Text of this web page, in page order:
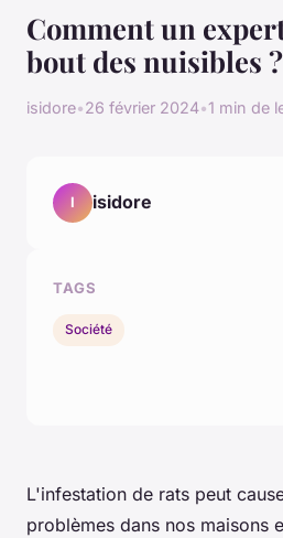
Comment un
bout des nuisibles ?
isidore•26 février 2024•1 min de
L'infestation de rats peut
problèmes dans nos maisons
I isidore
TAGS
Société